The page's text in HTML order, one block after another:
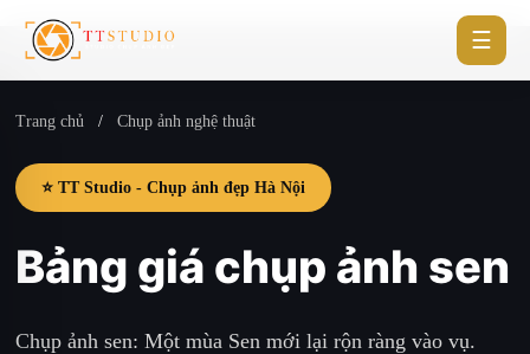
☰
Trang chủ / Chụp ảnh nghệ thuật
⭐ TT Studio - Chụp ảnh đẹp Hà Nội
Bảng giá chụp ảnh sen
Chụp ảnh sen: Một mùa Sen mới lại rộn ràng vào vụ.